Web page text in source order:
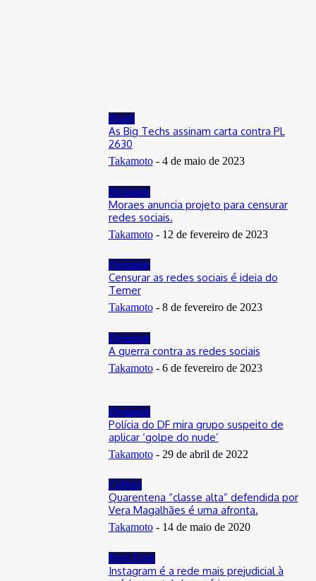
Brasil
As Big Techs assinam carta contra PL
2630
Takamoto - 4 de maio de 2023
Destaque
Moraes anuncia projeto para censurar
redes sociais.
Takamoto - 12 de fevereiro de 2023
Destaque
Censurar as redes sociais é ideia do
Temer
Takamoto - 8 de fevereiro de 2023
Destaque
A guerra contra as redes sociais
Takamoto - 6 de fevereiro de 2023
Destaque
Polícia do DF mira grupo suspeito de
aplicar ‘golpe do nude’
Takamoto - 29 de abril de 2022
Cultura
Quarentena “classe alta” defendida por
Vera Magalhães é uma afronta.
Takamoto - 14 de maio de 2020
Bem Estar
Instagram é a rede mais prejudicial à